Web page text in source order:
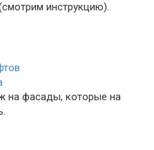
инструкцию).
на фасады, которые на